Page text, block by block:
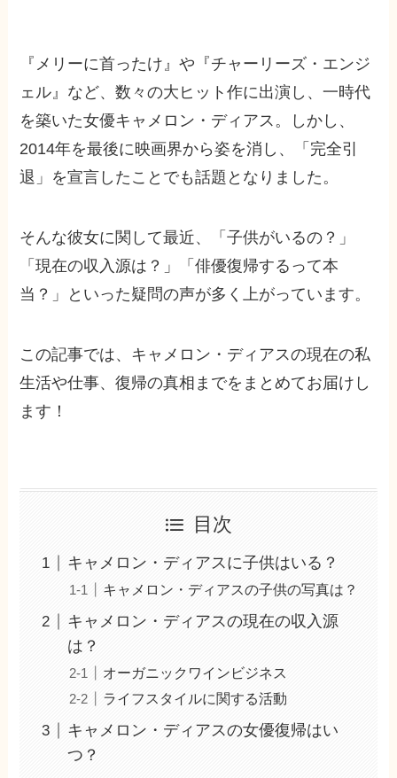
『メリーに首ったけ』や『チャーリーズ・エンジ
ェル』など、数々の大ヒット作に出演し、一時代
を築いた女優キャメロン・ディアス。しかし、
2014年を最後に映画界から姿を消し、「完全引
退」を宣言したことでも話題となりました。
そんな彼女に関して最近、「子供がいるの？」
「現在の収入源は？」「俳優復帰するって本
当？」といった疑問の声が多く上がっています。
この記事では、キャメロン・ディアスの現在の私
生活や仕事、復帰の真相までをまとめてお届けし
ます！
目次
キャメロン・ディアスに子供はいる？
キャメロン・ディアスの子供の写真は？
キャメロン・ディアスの現在の収入源
は？
オーガニックワインビジネス
ライフスタイルに関する活動
キャメロン・ディアスの女優復帰はい
つ？